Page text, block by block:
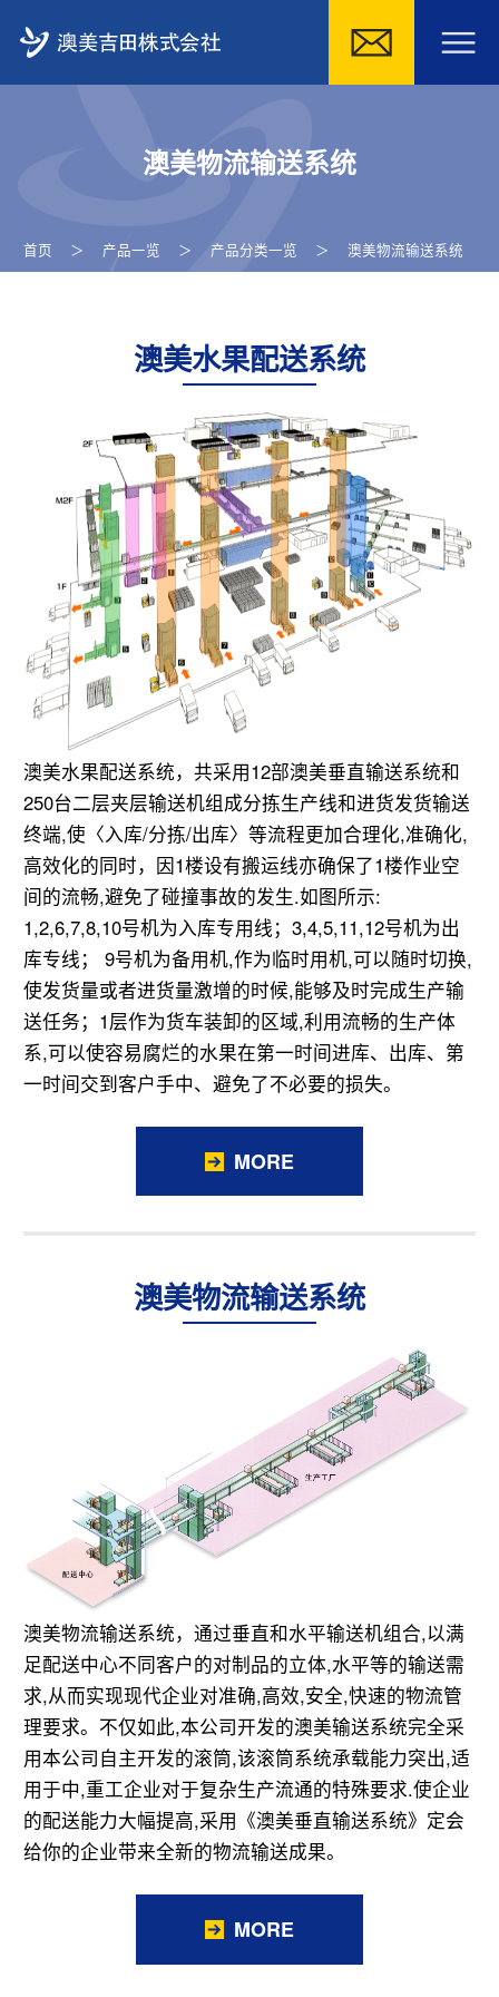
澳美物流输送系统
首页 ＞ 产品一览 ＞ 产品分类一览 ＞ 澳美物流输送系统
澳美水果配送系统
澳美水果配送系统，共采用12部澳美垂直输送系统和
250台二层夹层输送机组成分拣生产线和进货发货输送
终端,使〈入库/分拣/出库〉等流程更加合理化,准确化,
高效化的同时，因1楼设有搬运线亦确保了1楼作业空
间的流畅,避免了碰撞事故的发生.如图所示:
1,2,6,7,8,10号机为入库专用线；3,4,5,11,12号机为出
库专线； 9号机为备用机,作为临时用机,可以随时切换,
使发货量或者进货量激增的时候,能够及时完成生产输
送任务；1层作为货车装卸的区域,利用流畅的生产体
系,可以使容易腐烂的水果在第一时间进库、出库、第
一时间交到客户手中、避免了不必要的损失。
MORE
澳美物流输送系统
澳美物流输送系统，通过垂直和水平输送机组合,以满
足配送中心不同客户的对制品的立体,水平等的输送需
求,从而实现现代企业对准确,高效,安全,快速的物流管
理要求。不仅如此,本公司开发的澳美输送系统完全采
用本公司自主开发的滚筒,该滚筒系统承载能力突出,适
用于中,重工企业对于复杂生产流通的特殊要求.使企业
的配送能力大幅提高,采用《澳美垂直输送系统》定会
给你的企业带来全新的物流输送成果。
MORE